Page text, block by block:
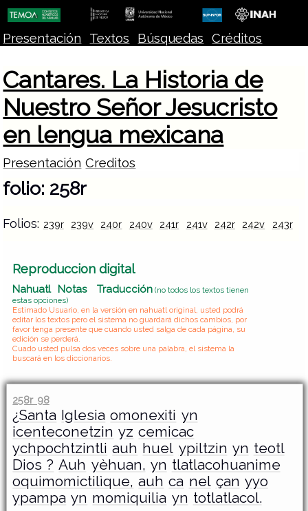
Presentación Textos Búsquedas Créditos
Cantares. La Historia de
Nuestro Señor Jesucristo
en lengua mexicana
Presentación Creditos
folio: 258r
Folios: 239r 239v 240r 240v 241r 241v 242r 242v 243r
Reproduccion digital
Nahuatl Notas Traducción(no todos los textos tienen
estas opciones)
Estimado Usuario, en la versión en nahuatl original, usted podrá
editar los textos pero el sistema no guardará dichos cambios, por
favor tenga presente que cuando usted salga de cada página, su
edición se perderá.
Cuado usted pulsa dos veces sobre una palabra, el sistema la
buscará en los diccionarios.
258r 98
¿Santa Iglesia omonexiti yn
icenteconetzin yz cemicac
ychpochtzintli auh huel ypiltzin yn teotl
Dios ? Auh yèhuan, yn tlatlacohuanime
oquimomictilìque, auh ca nel çan yyo
ypampa yn momiquilia yn totlatlacol.